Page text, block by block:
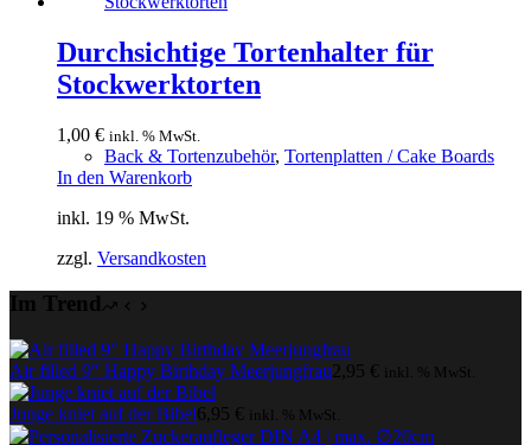
Durchsichtige Tortenhalter für
Stockwerktorten
1,00 € inkl. % MwSt.
Back & Tortenzubehör, Tortenplatten / Cake Boards
In den Warenkorb
inkl. 19 % MwSt.
zzgl. Versandkosten
Im Trend
Air filled 9″ Happy Birthday Meerjungfrau 2,95 € inkl. % MwSt.
Junge kniet auf der Bibel6,95 € inkl. % MwSt.